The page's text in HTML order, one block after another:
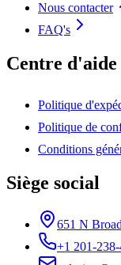
Nous contacter
FAQ's
Centre d'aide
Politique
Politique de
Conditions
Siège social
651 N
+1 201-